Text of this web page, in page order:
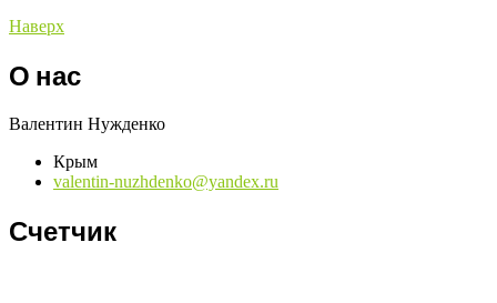
Наверх
О нас
Валентин Нужденко
Крым
valentin-nuzhdenko@yandex.ru
Счетчик